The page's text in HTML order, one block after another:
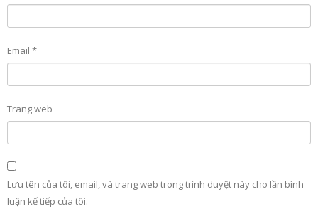
Email *
Trang web
Lưu tên của tôi, email, và trang web trong trình duyệt này cho lần bình
luận kế tiếp của tôi.